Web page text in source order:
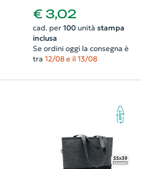
chiusura a coulisse
38x40cm
€ 3,02
cad. per 100unità stampa
inclusa
Se ordini oggi la consegna è
tra 12/08 e il 13/08